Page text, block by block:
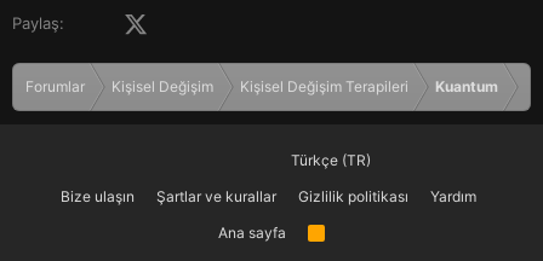
Paylaş: Facebook
Forumlar Kişisel Değişim Kişisel Değişim Terapileri Kuantum
Türkçe (TR)
Bize ulaşın
Şartlar ve kurallar Gizlilik politikası
Yardım
Ana sayfa
R